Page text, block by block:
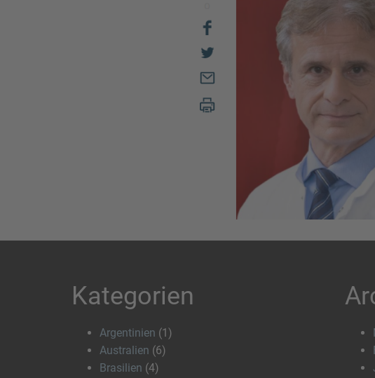
Kategorien
Argentinien (1)
Australien (6)
Brasilien (4)